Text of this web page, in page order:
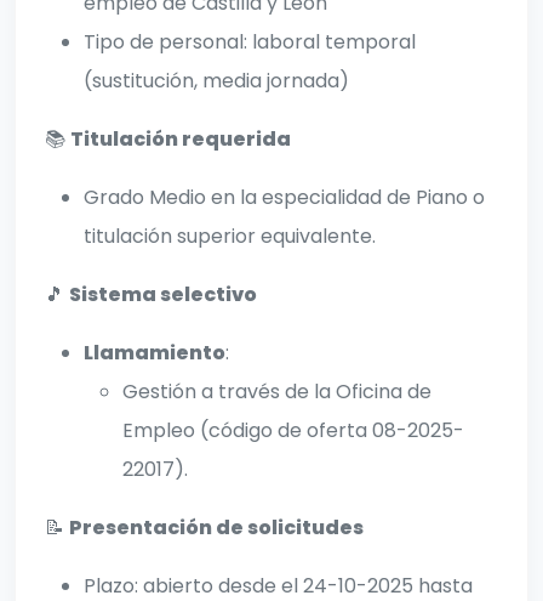
Tipo de personal: laboral temporal
(sustitución, media jornada)
📚 Titulación requerida
Grado Medio en la especialidad de Piano o
titulación superior equivalente.
🎵 Sistema selectivo
Llamamiento:
Gestión a través de la Oficina de
Empleo (código de oferta 08-2025-
22017).
📝 Presentación de solicitudes
Plazo: abierto desde el 24-10-2025 hasta